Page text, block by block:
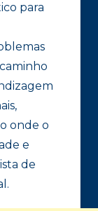
para
onde o
e
de